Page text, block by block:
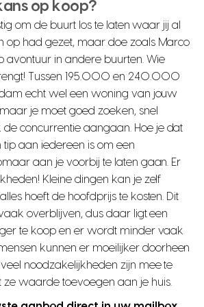
op koop?
om de buurt los te laten waar jij al
op had gezet, maar doe zoals Marco
avontuur in andere buurten. Wie
Tussen 195.000 en 240.000
echt wel een woning van jouw
je moet goed zoeken, snel
concurrentie aangaan. Hoe je dat
tip aan iedereen is om een
aan je voorbij te laten gaan. Er
Kleine dingen kan je zelf
hoeft de hoofdprijs te kosten. Dit
overblijven, dus daar ligt een
te koop en er wordt minder vaak
kunnen er moeilijker doorheen
noodzakelijkheden zijn mee te
waarde toevoegen aan je huis.